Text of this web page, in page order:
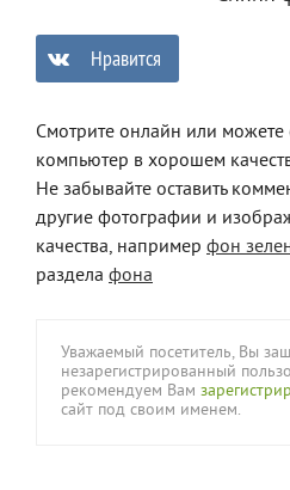
Нравится
Смотрите онлайн или можете
компьютер в хорошем
Не забывайте оставить
другие фотографии и
качества, например фон
раздела фона
Уважаемый посетитель, Вы
незарегистрированный
рекомендуем Вам
сайт под своим именем.